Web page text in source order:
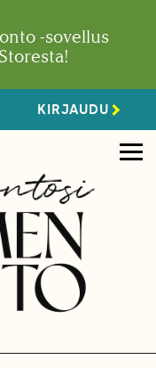
-sovellus
KIRJAUDU